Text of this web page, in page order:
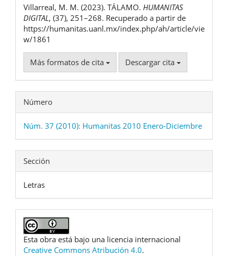
artículo
Villarreal, M. M. (2023). TÁLAMO. HUMANITAS
DIGITAL, (37), 251–268. Recuperado a partir de
https://humanitas.uanl.mx/index.php/ah/article/vie
w/1861
Más formatos de cita Descargar cita
Número
Núm. 37 (2010): Humanitas 2010 Enero-Diciembre
Sección
Letras
Esta obra está bajo una licencia internacional
Creative Commons Atribución 4.0.